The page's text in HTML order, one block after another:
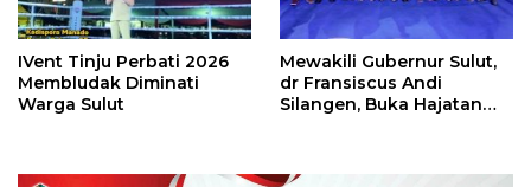
IVent Tinju Perbati 2026
Membludak Diminati
Warga Sulut
Mewakili Gubernur Sulut,
dr Fransiscus Andi
Silangen, Buka Hajatan